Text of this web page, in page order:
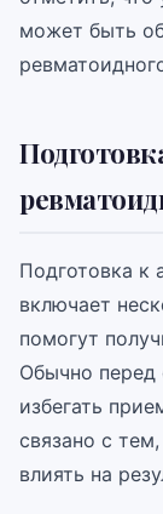
может быть
Подготовка к
включает
помогут
Обычно перед
избегать
связано с
влиять на